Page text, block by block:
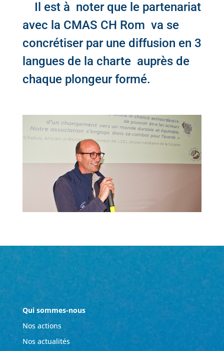
Il est à noter que le partenariat
avec la CMAS CH Rom va se
concrétiser par une diffusion en 3
langues de la charte auprès de
chaque plongeur formé.
Qui sommes-nous
Nos actions
Nos actualités